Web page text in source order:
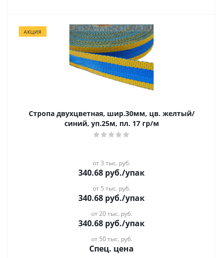
АКЦИЯ
Стропа двухцветная, шир.30мм, цв. желтый/
синий, уп.25м, пл. 17 гр/м
от 3 тыс. руб.
340.68 руб./упак
от 5 тыс. руб.
340.68 руб./упак
от 20 тыс. руб.
340.68 руб./упак
от 50 тыс. руб.
Спец. цена